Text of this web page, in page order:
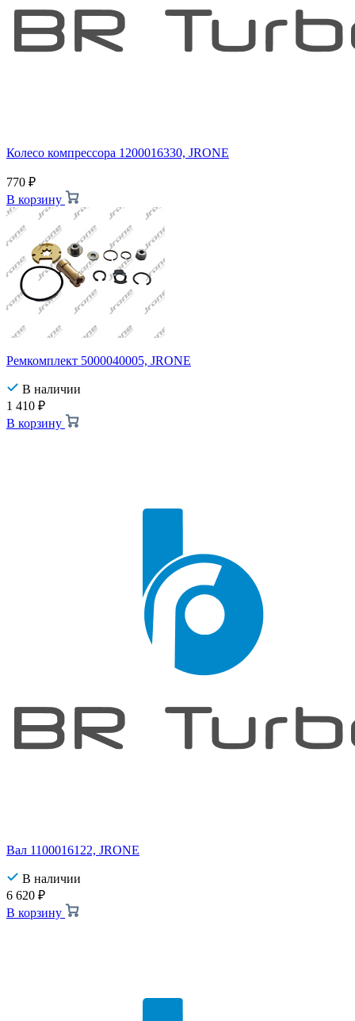
Колесо компрессора 1200016330, JRONE
770 ₽
В корзину
Ремкомплект 5000040005, JRONE
В наличии
1 410 ₽
В корзину
Вал 1100016122, JRONE
В наличии
6 620 ₽
В корзину